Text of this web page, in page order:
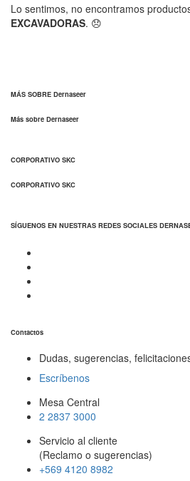
Lo sentimos, no encontramos
EXCAVADORAS. 😞
MÁS SOBRE Dernaseer
Más sobre Dernaseer
CORPORATIVO SKC
CORPORATIVO SKC
SÍGUENOS EN NUESTRAS REDES SOCIALES
Contactos
Dudas, sugerencias,
Escríbenos
Mesa Central
2 2837 3000
Servicio al cliente
(Reclamo o sugerencias)
+569 4120 8982